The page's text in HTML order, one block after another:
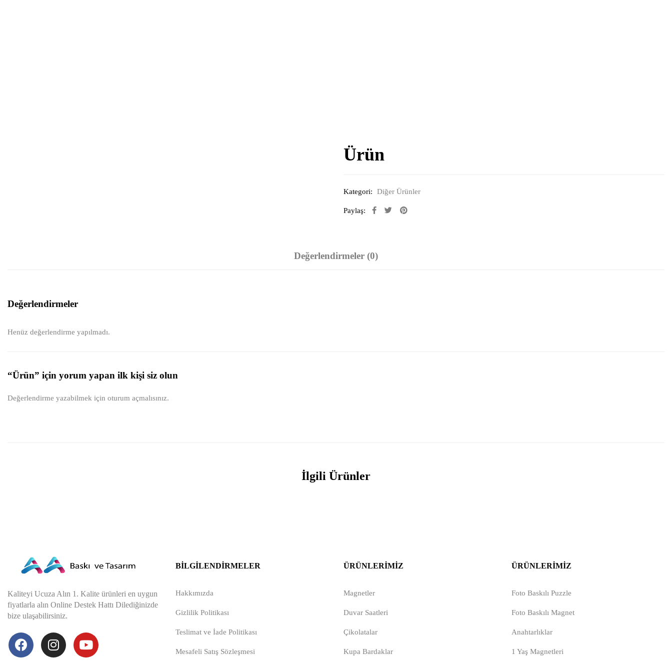
Ürün
Kategori: Diğer Ürünler
Paylaş:
Değerlendirmeler (0)
Değerlendirmeler
Henüz değerlendirme yapılmadı.
“Ürün” için yorum yapan ilk kişi siz olun
Değerlendirme yazabilmek için oturum açmalısınız.
İlgili Ürünler
Kaliteyi Ucuza Alın 1. Kalite ürünleri en uygun
fiyatlarla alın Online Destek Hattı Dilediğinizde
bize ulaşabilirsiniz.
BILGILENDIRMELER
Hakkımızda
Gizlilik Politikası
Teslimat ve İade Politikası
Mesafeli Satış Sözleşmesi
ÜRÜNLERIMIZ
Magnetler
Duvar Saatleri
Çikolatalar
Kupa Bardaklar
ÜRÜNLERIMIZ
Foto Baskılı Puzzle
Foto Baskılı Magnet
Anahtarlıklar
1 Yaş Magnetleri